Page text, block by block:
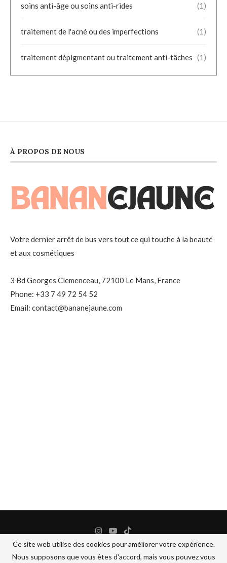
soins anti-âge ou soins anti-rides (1)
traitement de l'acné ou des imperfections (1)
traitement dépigmentant ou traitement anti-tâches (1)
À PROPOS DE NOUS
Votre dernier arrêt de bus vers tout ce qui touche à la beauté
et aux cosmétiques
3 Bd Georges Clemenceau, 72100 Le Mans, France
Phone: +33 7 49 72 54 52
Email: contact@bananejaune.com
Ce site web utilise des cookies pour améliorer votre expérience.
Nous supposons que vous êtes d'accord, mais vous pouvez vous